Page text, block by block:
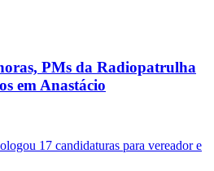
PMs da Radiopatrulha
em Anastácio